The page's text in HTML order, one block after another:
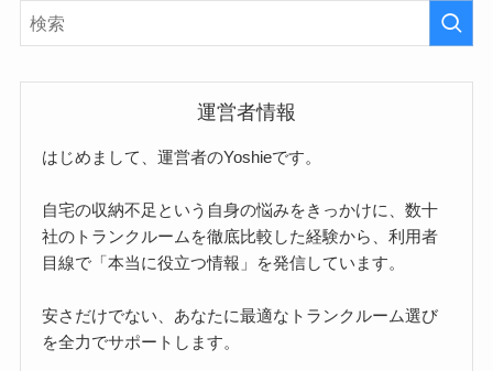
運営者情報
はじめまして、運営者のYoshieです。
自宅の収納不足という自身の悩みをきっかけに、数十
社のトランクルームを徹底比較した経験から、利用者
目線で「本当に役立つ情報」を発信しています。
安さだけでない、あなたに最適なトランクルーム選び
を全力でサポートします。